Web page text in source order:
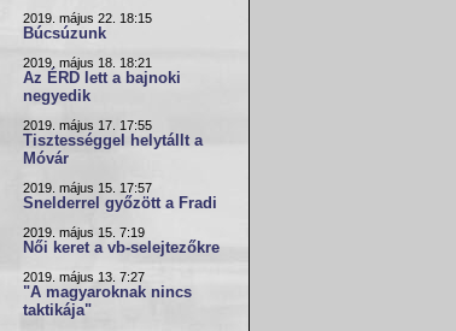
2019. május 22. 18:15
Búcsúzunk
2019. május 18. 18:21
Az ÉRD lett a bajnoki
negyedik
2019. május 17. 17:55
Tisztességgel helytállt a
Móvár
2019. május 15. 17:57
Snelderrel győzött a Fradi
2019. május 15. 7:19
Női keret a vb-selejtezőkre
2019. május 13. 7:27
"A magyaroknak nincs
taktikája"